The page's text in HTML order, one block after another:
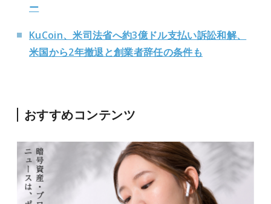
ー
KuCoin、米司法省へ約3億ドル支払い訴訟和解、
米国から2年撤退と創業者辞任の条件も
おすすめコンテンツ